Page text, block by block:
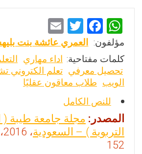
W
h
at
s
A
p
p
F
a
ce
b
o
o
k
T
wi
tt
er
m
ai
l
مؤلفون: العمري عائشة بنت
كلمات مفتاحية: اداء مهاري
تحصيل معرفي تعلم الكتروني
الويب طلاب معاقون عقليًا
للنص الكامل
المصدر:مجلة جامعة طيبة (
التربوية ) – السعودية
152